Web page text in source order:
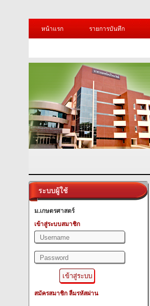
หน้าแรก
รายการบันทึก
ระบบผู้ใช้
ม.เกษตรศาสตร์
เข้าสู่ระบบสมาชิก
สมัครสมาชิก ลืมรหัสผ่าน